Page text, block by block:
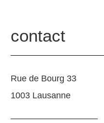
contact
Rue de Bourg 33
1003 Lausanne